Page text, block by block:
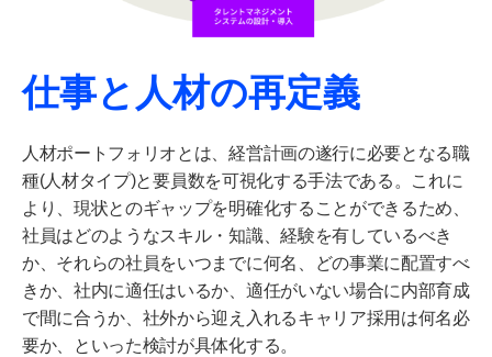
仕事と人材の再定義
人材ポートフォリオとは、経営計画の遂行に必要となる職
種(人材タイプ)と要員数を可視化する手法である。これに
より、現状とのギャップを明確化することができるため、
社員はどのようなスキル・知識、経験を有しているべき
か、それらの社員をいつまでに何名、どの事業に配置すべ
きか、社内に適任はいるか、適任がいない場合に内部育成
で間に合うか、社外から迎え入れるキャリア採用は何名必
要か、といった検討が具体化する。